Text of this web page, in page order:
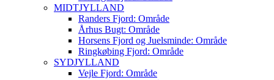
MIDTJYLLAND
Randers Fjord: Område
Århus Bugt: Område
Horsens Fjord og Juelsminde: Område
Ringkøbing Fjord: Område
SYDJYLLAND
Vejle Fjord: Område